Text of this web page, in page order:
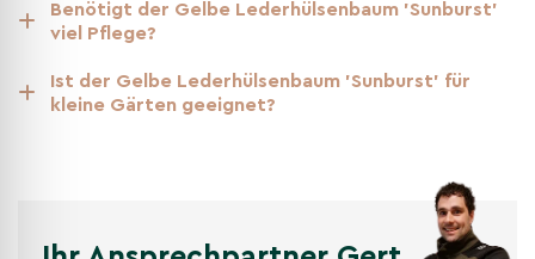
Nicht gefunden, was Sie gesucht
haben? Entdecken Sie unsere
weiteren Kategorien
Alleebäume
Benötigt der Gelbe Lederhülsenbaum 'Sunburst'
viel Pflege?
Ist der Gelbe Lederhülsenbaum 'Sunburst' für
kleine Gärten geeignet?